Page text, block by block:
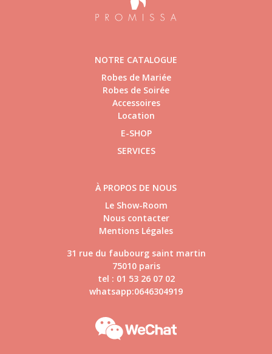
NOTRE CATALOGUE
Robes de Mariée
Robes de Soirée
Accessoires
Location
E-SHOP
SERVICES
À PROPOS DE NOUS
Le Show-Room
Nous contacter
Mentions Légales
31 rue du faubourg saint martin
75010 paris
tel : 01 53 26 07 02
whatsapp:0646304919